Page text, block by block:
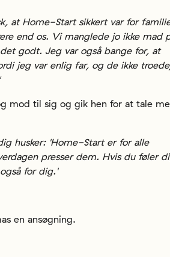
at Home-Start sikkert var for
end os. Vi manglede jo ikke mad
godt. Jeg var også bange for, at
jeg var enlig far, og de ikke
mod til sig og gik hen for at tale
husker: 'Home-Start er for alle
presser dem. Hvis du føler
for dig.'
en ansøgning.